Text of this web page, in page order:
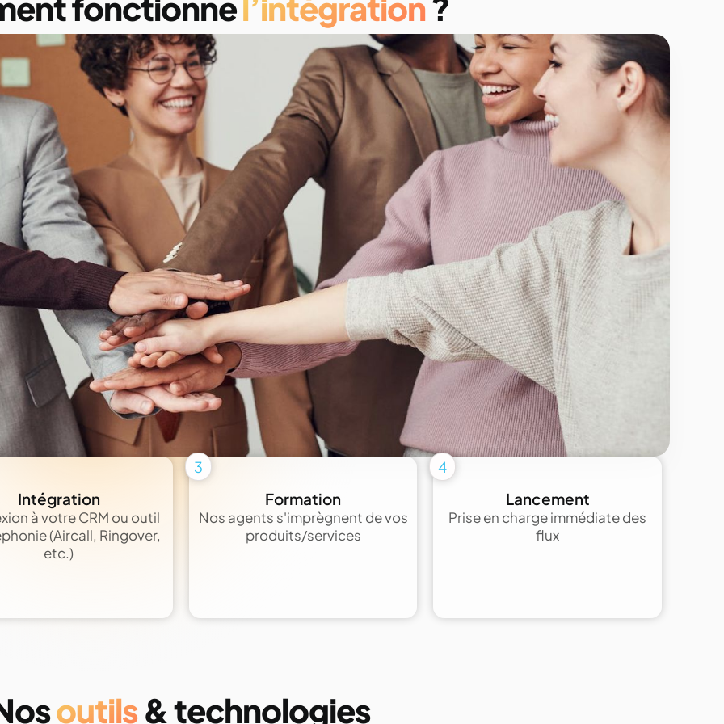
Intégration
à votre CRM ou outil
(Aircall, Ringover,
etc.)
Formation
Nos agents s'imprègnent de vos
produits/services
3
Lancement
Prise en charge immédiate des
flux
4
outils& technologies